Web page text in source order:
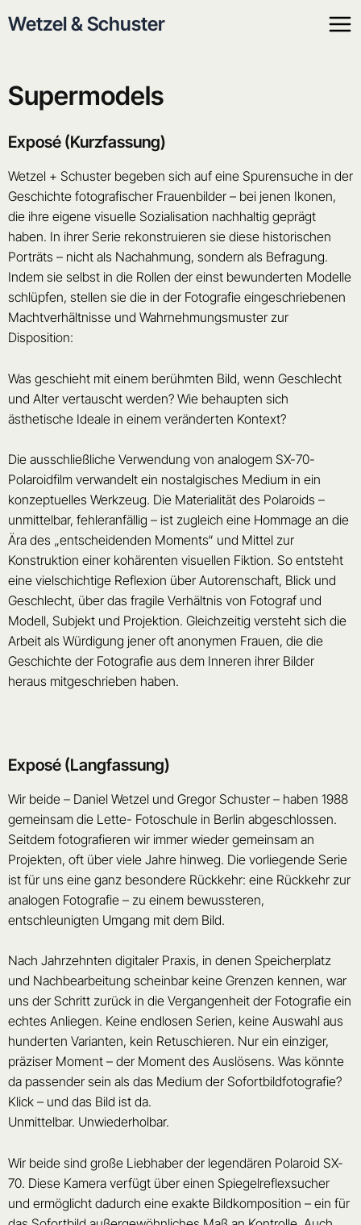
Inhalt
Wetzel & Schuster
Supermodels
Exposé (Kurzfassung)
Wetzel + Schuster begeben sich auf eine Spurensuche in der
Geschichte fotografischer Frauenbilder – bei jenen Ikonen,
die ihre eigene visuelle Sozialisation nachhaltig geprägt
haben. In ihrer Serie rekonstruieren sie diese historischen
Porträts – nicht als Nachahmung, sondern als Befragung.
Indem sie selbst in die Rollen der einst bewunderten Modelle
schlüpfen, stellen sie die in der Fotografie eingeschriebenen
Machtverhältnisse und Wahrnehmungsmuster zur
Disposition:
Was geschieht mit einem berühmten Bild, wenn Geschlecht
und Alter vertauscht werden? Wie behaupten sich
ästhetische Ideale in einem veränderten Kontext?
Die ausschließliche Verwendung von analogem SX-70-
Polaroidfilm verwandelt ein nostalgisches Medium in ein
konzeptuelles Werkzeug. Die Materialität des Polaroids –
unmittelbar, fehleranfällig – ist zugleich eine Hommage an die
Ära des „entscheidenden Moments“ und Mittel zur
Konstruktion einer kohärenten visuellen Fiktion. So entsteht
eine vielschichtige Reflexion über Autorenschaft, Blick und
Geschlecht, über das fragile Verhältnis von Fotograf und
Modell, Subjekt und Projektion. Gleichzeitig versteht sich die
Arbeit als Würdigung jener oft anonymen Frauen, die die
Geschichte der Fotografie aus dem Inneren ihrer Bilder
heraus mitgeschrieben haben.
Exposé (Langfassung)
Wir beide – Daniel Wetzel und Gregor Schuster – haben 1988
gemeinsam die Lette- Fotoschule in Berlin abgeschlossen.
Seitdem fotografieren wir immer wieder gemeinsam an
Projekten, oft über viele Jahre hinweg. Die vorliegende Serie
ist für uns eine ganz besondere Rückkehr: eine Rückkehr zur
analogen Fotografie – zu einem bewussteren,
entschleunigten Umgang mit dem Bild.
Nach Jahrzehnten digitaler Praxis, in denen Speicherplatz
und Nachbearbeitung scheinbar keine Grenzen kennen, war
uns der Schritt zurück in die Vergangenheit der Fotografie ein
echtes Anliegen. Keine endlosen Serien, keine Auswahl aus
hunderten Varianten, kein Retuschieren. Nur ein einziger,
präziser Moment – der Moment des Auslösens. Was könnte
da passender sein als das Medium der Sofortbildfotografie?
Klick – und das Bild ist da.
Unmittelbar. Unwiederholbar.
Wir beide sind große Liebhaber der legendären Polaroid SX-
70. Diese Kamera verfügt über einen Spiegelreflexsucher
und ermöglicht dadurch eine exakte Bildkomposition – ein für